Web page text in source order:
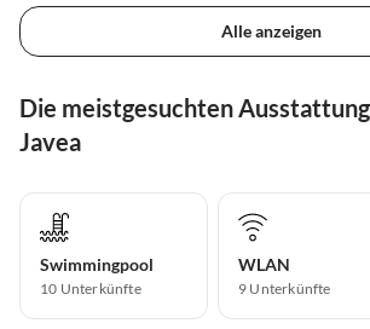
Alle anzeigen
Die meistgesuchten
Javea
Swimmingpool
10 Unterkünfte
WLAN
9 Unterkünfte